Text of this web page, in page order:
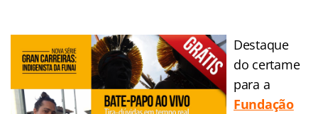
Destaque
do certame
para a
Fundação